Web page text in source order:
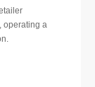
operating a